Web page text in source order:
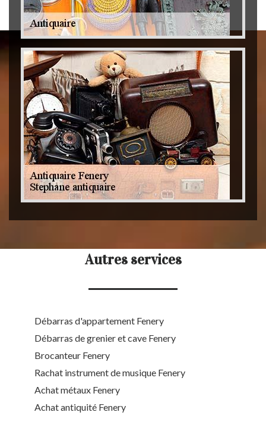
Achat antiquité 79
Autres services
Débarras d'appartement Fenery
Débarras de grenier et cave Fenery
Brocanteur Fenery
Rachat instrument de musique Fenery
Achat métaux Fenery
Achat antiquité Fenery